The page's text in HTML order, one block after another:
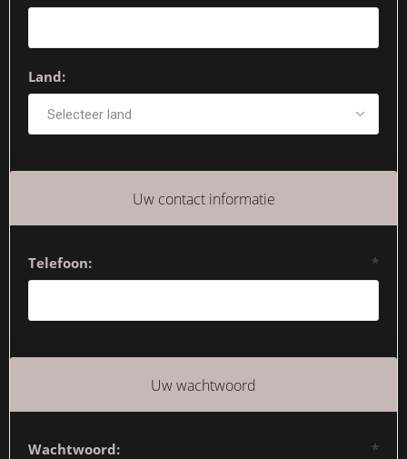
Land:
Uw contact informatie
Telefoon: *
Uw wachtwoord
Wachtwoord: *